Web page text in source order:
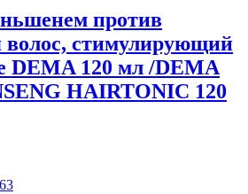
против
волос, стимулирующий
DEMA 120 мл /DEMA
HAIRTONIC 120